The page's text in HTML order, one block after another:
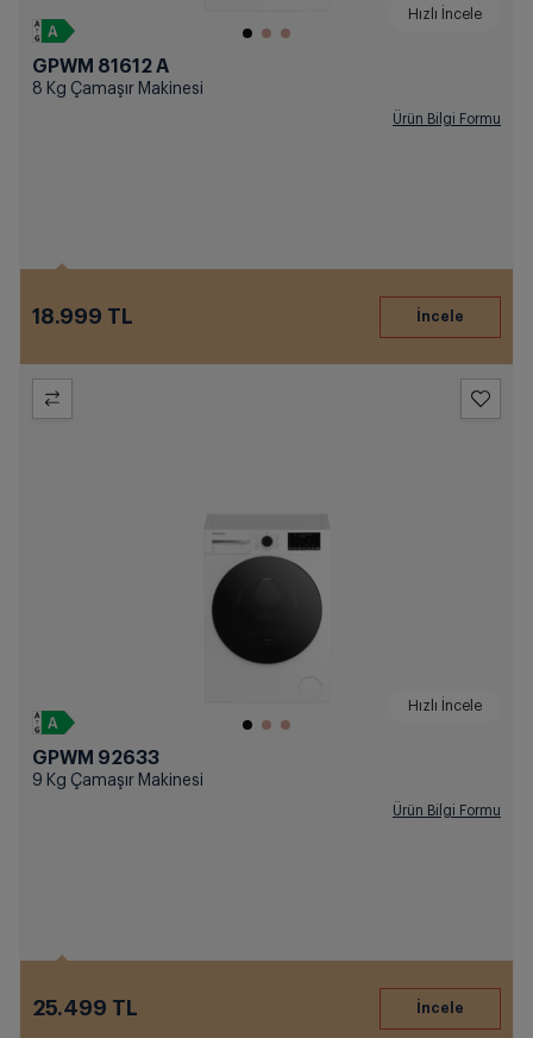
Hızlı İncele
GPWM 81612 A
8 Kg Çamaşır Makinesi
Ürün Bilgi Formu
18.999 TL
Hızlı İncele
GPWM 92633
9 Kg Çamaşır Makinesi
Ürün Bilgi Formu
25.499 TL